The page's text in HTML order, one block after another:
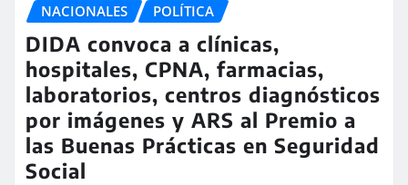
NACIONALES POLÍTICA
DIDA convoca a clínicas,
hospitales, CPNA, farmacias,
laboratorios, centros diagnósticos
por imágenes y ARS al Premio a
las Buenas Prácticas en Seguridad
Social